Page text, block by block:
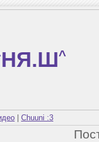
НЯ.Ш^
Chuuni :3